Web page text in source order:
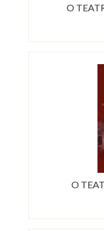
O
O